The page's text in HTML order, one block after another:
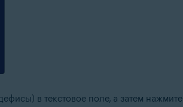
в текстовое поле, а затем нажмите